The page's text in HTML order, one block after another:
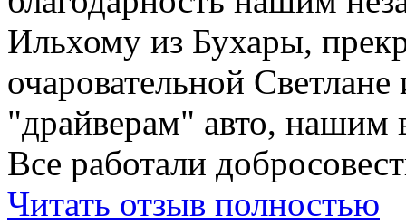
Ильхому из Бухары,
очаровательной
"драйверам" авто, нашим
Все работали
Читать отзыв полностью